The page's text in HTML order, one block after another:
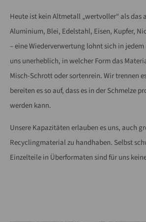
24h/ 365days
Mon - Fri 8:00am - 5:00pm (GMT +1)
Cybersteel Inc.
376-293 City Road, Suite 600
Heute ist kein Altmetall „wertvoller“ als das
Aluminium, Blei, Edelstahl, Eisen, Kupfer,
– eine Wiederverwertung lohnt sich in jedem
uns unerheblich, in welcher Form das
Misch-Schrott oder sortenrein. Wir trennen
bereiten es so auf, dass es in der Schmelze
werden kann.
Unsere Kapazitäten erlauben es uns, auch
Recyclingmaterial zu handhaben. Selbst
Einzelteile in Überformaten sind für uns